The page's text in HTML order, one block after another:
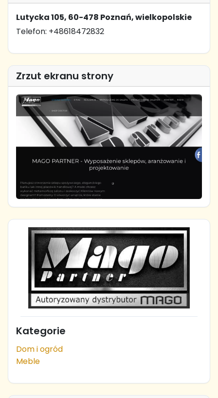
Lutycka 105, 60-478 Poznań, wielkopolskie
Telefon: +48618472832
Zrzut ekranu strony
Kategorie
Dom i ogród
Meble